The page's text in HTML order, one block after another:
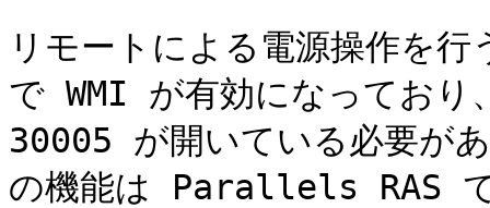
リモートによる電源操作を
で WMI が有効になってお
30005 が開いている必要が
の機能は Parallels RAS で